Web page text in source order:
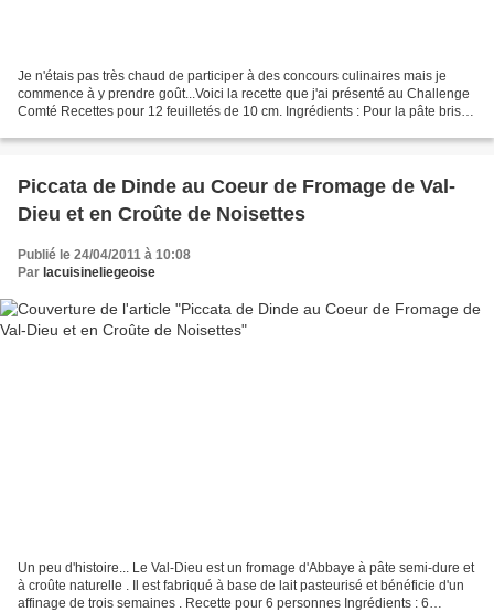
Je n'étais pas très chaud de participer à des concours culinaires mais je
commence à y prendre goût...Voici la recette que j'ai présenté au Challenge
Comté Recettes pour 12 feuilletés de 10 cm. Ingrédients : Pour la pâte brisée
Piccata de Dinde au Coeur de Fromage de Val-
Dieu et en Croûte de Noisettes
Publié le 24/04/2011 à 10:08
Par lacuisineliegeoise
Un peu d'histoire... Le Val-Dieu est un fromage d'Abbaye à pâte semi-dure et
à croûte naturelle . Il est fabriqué à base de lait pasteurisé et bénéficie d'un
affinage de trois semaines . Recette pour 6 personnes Ingrédients : 6